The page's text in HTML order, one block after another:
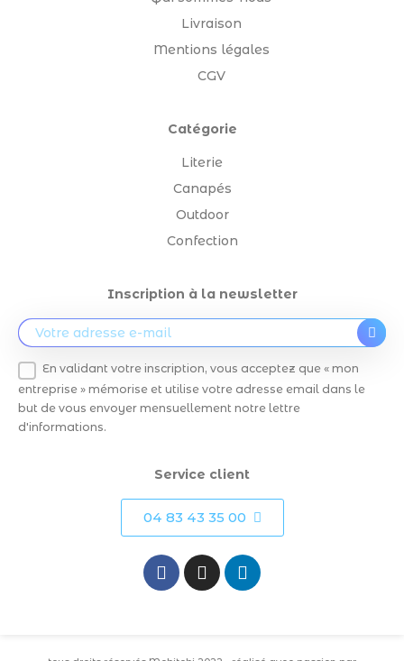
Livraison
Mentions légales
CGV
Catégorie
Literie
Canapés
Outdoor
Confection
Inscription à la newsletter
En validant votre inscription, vous acceptez que « mon
entreprise » mémorise et utilise votre adresse email dans le
but de vous envoyer mensuellement notre lettre
d'informations.
Service client
04 83 43 35 00